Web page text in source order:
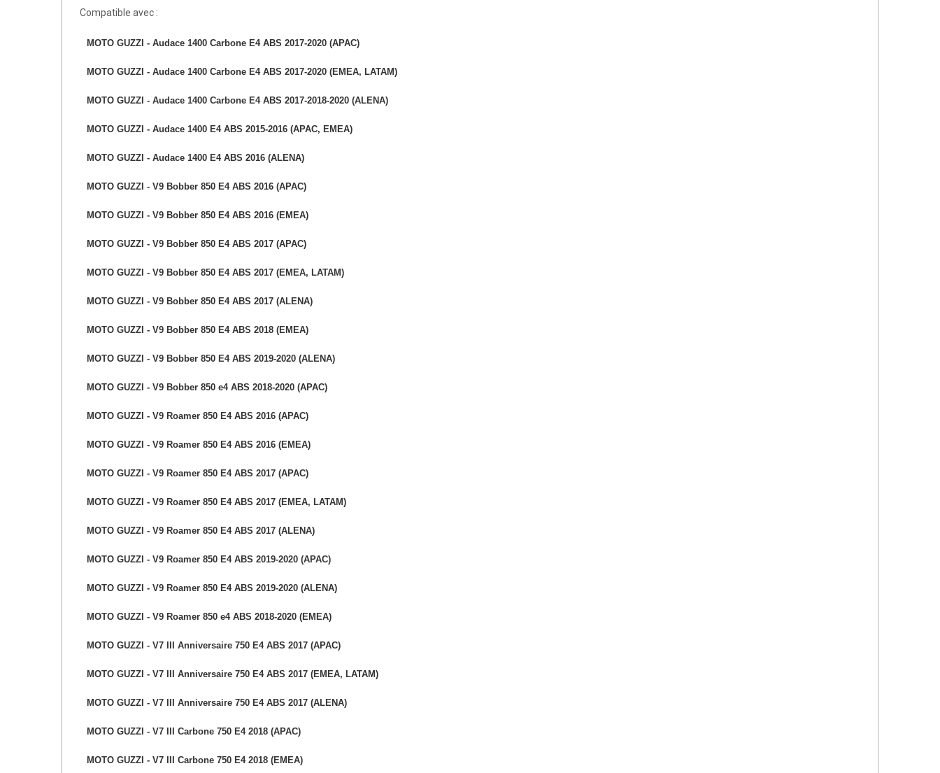
Compatible avec :
MOTO GUZZI - Audace 1400 Carbone E4 ABS 2017-2020 (APAC)
MOTO GUZZI - Audace 1400 Carbone E4 ABS 2017-2020 (EMEA, LATAM)
MOTO GUZZI - Audace 1400 Carbone E4 ABS 2017-2018-2020 (ALENA)
MOTO GUZZI - Audace 1400 E4 ABS 2015-2016 (APAC, EMEA)
MOTO GUZZI - Audace 1400 E4 ABS 2016 (ALENA)
MOTO GUZZI - V9 Bobber 850 E4 ABS 2016 (APAC)
MOTO GUZZI - V9 Bobber 850 E4 ABS 2016 (EMEA)
MOTO GUZZI - V9 Bobber 850 E4 ABS 2017 (APAC)
MOTO GUZZI - V9 Bobber 850 E4 ABS 2017 (EMEA, LATAM)
MOTO GUZZI - V9 Bobber 850 E4 ABS 2017 (ALENA)
MOTO GUZZI - V9 Bobber 850 E4 ABS 2018 (EMEA)
MOTO GUZZI - V9 Bobber 850 E4 ABS 2019-2020 (ALENA)
MOTO GUZZI - V9 Bobber 850 e4 ABS 2018-2020 (APAC)
MOTO GUZZI - V9 Roamer 850 E4 ABS 2016 (APAC)
MOTO GUZZI - V9 Roamer 850 E4 ABS 2016 (EMEA)
MOTO GUZZI - V9 Roamer 850 E4 ABS 2017 (APAC)
MOTO GUZZI - V9 Roamer 850 E4 ABS 2017 (EMEA, LATAM)
MOTO GUZZI - V9 Roamer 850 E4 ABS 2017 (ALENA)
MOTO GUZZI - V9 Roamer 850 E4 ABS 2019-2020 (APAC)
MOTO GUZZI - V9 Roamer 850 E4 ABS 2019-2020 (ALENA)
MOTO GUZZI - V9 Roamer 850 e4 ABS 2018-2020 (EMEA)
MOTO GUZZI - V7 III Anniversaire 750 E4 ABS 2017 (APAC)
MOTO GUZZI - V7 III Anniversaire 750 E4 ABS 2017 (EMEA, LATAM)
MOTO GUZZI - V7 III Anniversaire 750 E4 ABS 2017 (ALENA)
MOTO GUZZI - V7 III Carbone 750 E4 2018 (APAC)
MOTO GUZZI - V7 III Carbone 750 E4 2018 (EMEA)